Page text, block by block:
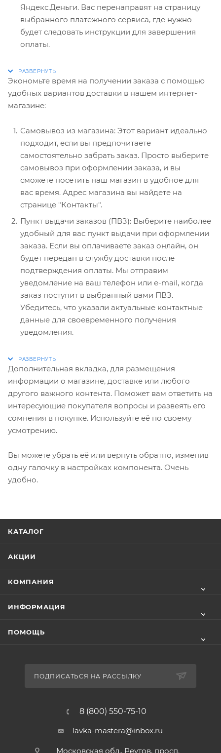
Яндекс.Деньги. Вас перенаправят на страницу
выбранного платежного сервиса, где нужно
будет следовать инструкции для завершения
оплаты.
Экономьте время на получении заказа с помощью
удобных вариантов доставки в нашем интернет-
магазине:
Самовывоз из магазина: Этот вариант идеально
подходит, если вы предпочитаете
самостоятельно забрать заказ. Просто выберите
самовывоз при оформлении заказа, и вы
сможете посетить наш магазин в удобное для
вас время. Адрес магазина вы найдете на
странице "Контакты".
Пункт выдачи заказов (ПВЗ): Выберите наиболее
удобный для вас пункт выдачи при оформлении
заказа. Если вы оплачиваете заказ онлайн, он
будет передан в службу доставки после
подтверждения оплаты. Мы отправим
уведомление на ваш телефон или e-mail, когда
заказ поступит в выбранный вами ПВЗ.
Убедитесь, что указали актуальные контактные
данные для своевременного получения
уведомления.
Дополнительная вкладка, для размещения
информации о магазине, доставке или любого
другого важного контента. Поможет вам ответить на
интересующие покупателя вопросы и развеять его
сомнения в покупке. Используйте её по своему
усмотрению.
Вы можете убрать её или вернуть обратно, изменив
одну галочку в настройках компонента. Очень
удобно.
КАТАЛОГ
АКЦИИ
КОМПАНИЯ
ИНФОРМАЦИЯ
ПОМОЩЬ
ПОДПИСАТЬСЯ НА РАССЫЛКУ
8 (800) 550-75-10
lavka-mastera@inbox.ru
Московская обл., Реутов, просп.